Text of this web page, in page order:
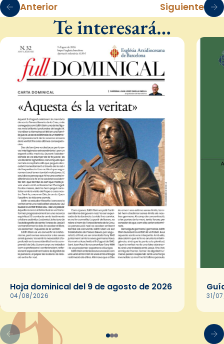
Anterior Siguiente
Te interesará…
Hoja dominical del 9 de agosto de 2026
04/08/2026 31/